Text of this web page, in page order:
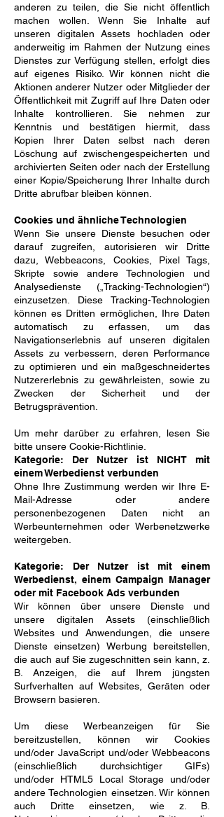
anderen zu teilen, die Sie nicht öffentlich
machen wollen. Wenn Sie Inhalte auf
unseren digitalen Assets hochladen oder
anderweitig im Rahmen der Nutzung eines
Dienstes zur Verfügung stellen, erfolgt dies
auf eigenes Risiko. Wir können nicht die
Aktionen anderer Nutzer oder Mitglieder der
Öffentlichkeit mit Zugriff auf Ihre Daten oder
Inhalte kontrollieren. Sie nehmen zur
Kenntnis und bestätigen hiermit, dass
Kopien Ihrer Daten selbst nach deren
Löschung auf zwischengespeicherten und
archivierten Seiten oder nach der Erstellung
einer Kopie/Speicherung Ihrer Inhalte durch
Dritte abrufbar bleiben können.
Cookies und ähnliche Technologien
Wenn Sie unsere Dienste besuchen oder
darauf zugreifen, autorisieren wir Dritte
dazu, Webbeacons, Cookies, Pixel Tags,
Skripte sowie andere Technologien und
Analysedienste („Tracking-Technologien“)
einzusetzen. Diese Tracking-Technologien
können es Dritten ermöglichen, Ihre Daten
automatisch zu erfassen, um das
Navigationserlebnis auf unseren digitalen
Assets zu verbessern, deren Performance
zu optimieren und ein maßgeschneidertes
Nutzererlebnis zu gewährleisten, sowie zu
Zwecken der Sicherheit und der
Betrugsprävention.
Um mehr darüber zu erfahren, lesen Sie
bitte unsere Cookie-Richtlinie.
Kategorie: Der Nutzer ist NICHT mit
einem Werbedienst verbunden
Ohne Ihre Zustimmung werden wir Ihre E-
Mail-Adresse oder andere
personenbezogenen Daten nicht an
Werbeunternehmen oder Werbenetzwerke
weitergeben.
Kategorie: Der Nutzer ist mit einem
Werbedienst, einem Campaign Manager
oder mit Facebook Ads verbunden
Wir können über unsere Dienste und
unsere digitalen Assets (einschließlich
Websites und Anwendungen, die unsere
Dienste einsetzen) Werbung bereitstellen,
die auch auf Sie zugeschnitten sein kann, z.
B. Anzeigen, die auf Ihrem jüngsten
Surfverhalten auf Websites, Geräten oder
Browsern basieren.
Um diese Werbeanzeigen für Sie
bereitzustellen, können wir Cookies
und/oder JavaScript und/oder Webbeacons
(einschließlich durchsichtiger GIFs)
und/oder HTML5 Local Storage und/oder
andere Technologien einsetzen. Wir können
auch Dritte einsetzen, wie z. B.